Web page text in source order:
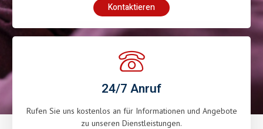
Kontaktieren
24/7 Anruf
Rufen Sie uns kostenlos an für Informationen und Angebote
zu unseren Dienstleistungen.